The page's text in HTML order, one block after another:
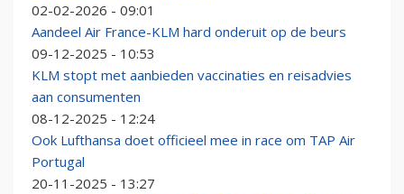
02-02-2026 - 09:01
Aandeel Air France-KLM hard onderuit op de beurs
09-12-2025 - 10:53
KLM stopt met aanbieden vaccinaties en reisadvies
aan consumenten
08-12-2025 - 12:24
Ook Lufthansa doet officieel mee in race om TAP Air
Portugal
20-11-2025 - 13:27